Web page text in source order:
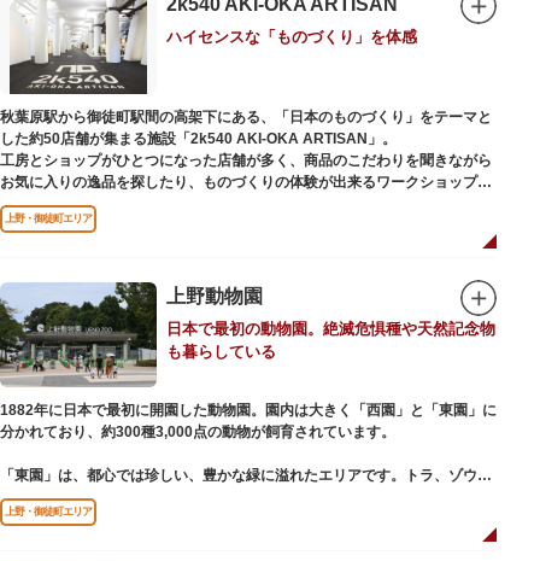
参拝は6:00～17:00（御朱印の授与は9:00～17:00）
ハイセンスな「ものづくり」を体感
秋葉原駅から御徒町駅間の高架下にある、「日本のものづくり」をテーマと
した約50店舗が集まる施設「2k540 AKI-OKA ARTISAN」。
工房とショップがひとつになった店舗が多く、商品のこだわりを聞きながら
お気に入りの逸品を探したり、ものづくりの体験が出来るワークショップに
参加して自分だけのオリジナル商品を作ったり、クリエイターと直接コミュ
ニケーションをとりながらのショッピングが楽しめます。飲食店もあるので
ないぬくもりと、新しいデザインの商品に出会うことができます。
名前の由来は、東京駅から2k540m付近にあることから「2k540」、秋葉原
駅（AKIHABARA）と御徒町駅（OKACHIMACHI）の間にあるという造語
「AKI-OKA」、フランス語で「職人」を意味する「ARTISAN」を組み合わ
せたもの。
施設周辺は、江戸の文化を伝える伝統工芸職人の街だったという背景もあ
り、現在もジュエリーや皮製品を扱うお店が多く、高いセンスとクオリティ
をもった店舗が集結しています。
上野・御徒町エリア
上野動物園
日本で最初の動物園。絶滅危惧種や天然記念物
も暮らしている
1882年に日本で最初に開園した動物園。園内は大きく「西園」と「東園」に
分かれており、約300種3,000点の動物が飼育されています。
「東園」は、都心では珍しい、豊かな緑に溢れたエリアです。トラ、ゾウな
どが住む森エリアや、ホッキョクグマやアザラシが住む海エリアでは、水浴
びなど迫力あるシーンが目撃できることもあります。国指定重要文化財の
上野・御徒町エリア